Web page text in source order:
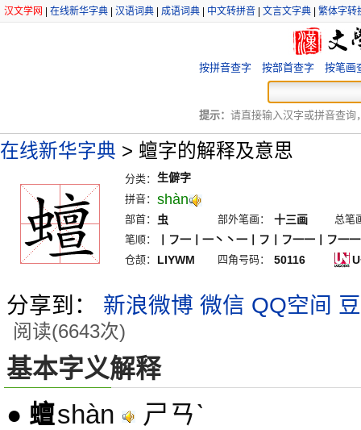
汉文学网 在线新华字典 汉语词典 成语词典 中文转拼音 文言文字典 繁体字转
按拼音查字 按部首查字 按笔画
提示： 请直接输入汉字或拼音查询
在线新华字典 > 蟺字的解释及意思
分类： 生僻字
拼音： shàn
部首： 虫 部外笔画： 十三画
总笔
笔顺：
丨フ一丨一丶丶一丨フ丨フ一一丨フ一
仓颉： LIYWM 四角号码： 50116
分享到： 新浪微博 微信 QQ空间
阅读(6643次)
基本字义解释
● 蟺shàn ㄕㄢˋ